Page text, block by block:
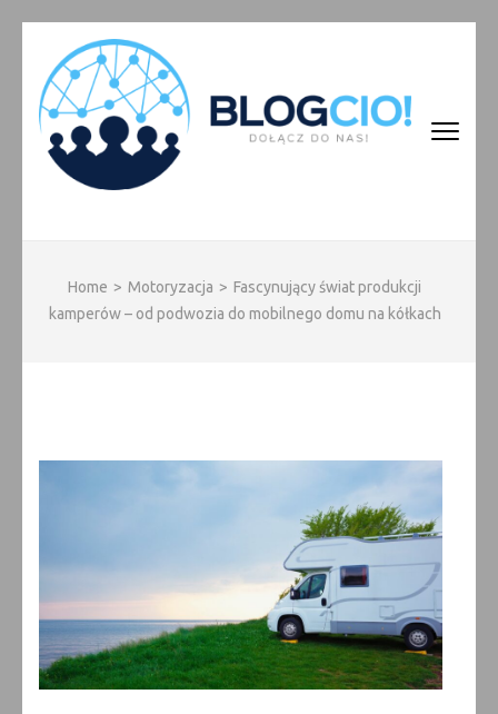
content
(Press
Enter)
Home > Motoryzacja > Fascynujący świat produkcji
kamperów – od podwozia do mobilnego domu na kółkach